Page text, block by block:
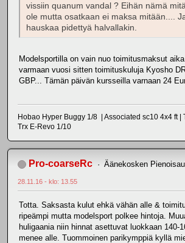
vissiin quanum vandal ? Eihän nämä
ole mutta osatkaan ei maksa mitään....
hauskaa pidettyä halvallakin.
Modelsportilla on vain nuo toimitusmaksut
varmaan vuosi sitten toimituskuluja Kyosho
GBP... Tämän päivän kursseilla varnaan 24
Hobao Hyper Buggy 1/8 | Associated sc10 4x4 ft |
Trx E-Revo 1/10
Pro-coarseRc Äänekosken
28.11.16 - klo: 13.55
Totta. Saksasta kulut ehkä vähän alle &
ripeämpi mutta modelsport polkee hintoja.
huligaania niin hinnat asettuvat luokkaan 140-
menee alle. Tuommoinen parikymppiä kyllä